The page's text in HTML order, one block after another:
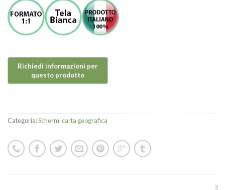
Categoria:Schermi carta geografica